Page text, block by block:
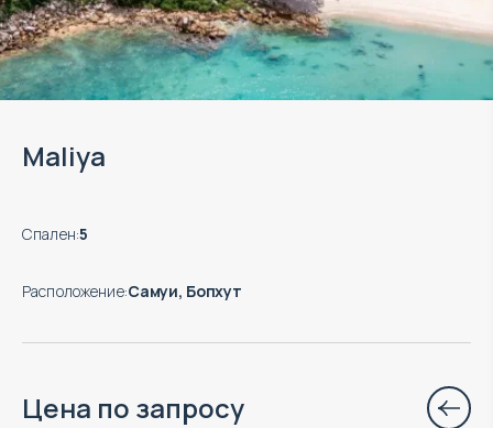
Maliya
Спален:5
Расположение:Самуи, Бопхут
Цена по запросу